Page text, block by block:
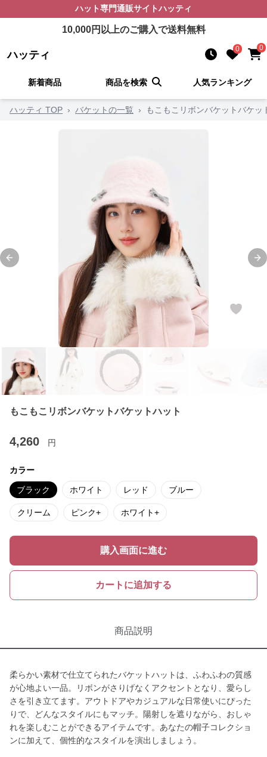
ハット専門通販サイトハッティ
10,000円以上のご購入で送料無料
ハッティ 0 0
新着商品 商品を検索 人気ランキング
ハッティ TOP › バケットの一覧 › もこもこリボンバケットバケッ
Previous slide
もこもこリボンバケットバケットハット
4,260 円
カラー
ブラック ホワイト レッド ブルー
クリーム ピンク+ ホワイト+
購入画面に進む
カートに追加する
商品説明
柔らかい素材で仕立てられたバケットハットは、ふわふわの質感
が心地よい一品。リボンがさりげなくアクセントとなり、愛らし
さを引き立てます。アウトドアやカジュアルな日常使いにぴった
りで、どんなスタイルにもマッチ。陽射しを遮りながら、おしゃ
れを楽しむことができるアイテムです。あなたの帽子コレクショ
ンに加えて、個性的なスタイルを演出しましょう。